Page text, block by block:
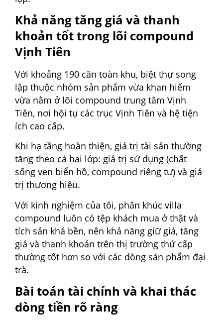
Khả năng tăng giá và thanh
khoản tốt trong lõi compound
Vịnh Tiên
Với khoảng 190 căn toàn khu, biệt thự song
lập thuộc nhóm sản phẩm vừa khan hiếm
vừa nằm ở lõi compound trung tâm Vịnh
Tiên, nơi hội tụ các trục Vịnh Tiên và hệ tiện
ích cao cấp.
Khi hạ tầng hoàn thiện, giá trị tài sản thường
tăng theo cả hai lớp: giá trị sử dụng (chất
sống ven biển hồ, compound riêng tư) và giá
trị thương hiệu.
Với kinh nghiệm của tôi, phân khúc villa
compound luôn có tệp khách mua ở thật và
tích sản khá bền, nên khả năng giữ giá, tăng
giá và thanh khoản trên thị trường thứ cấp
thường tốt hơn so với các dòng sản phẩm đại
trà.
Bài toán tài chính và khai thác
dòng tiền rõ ràng